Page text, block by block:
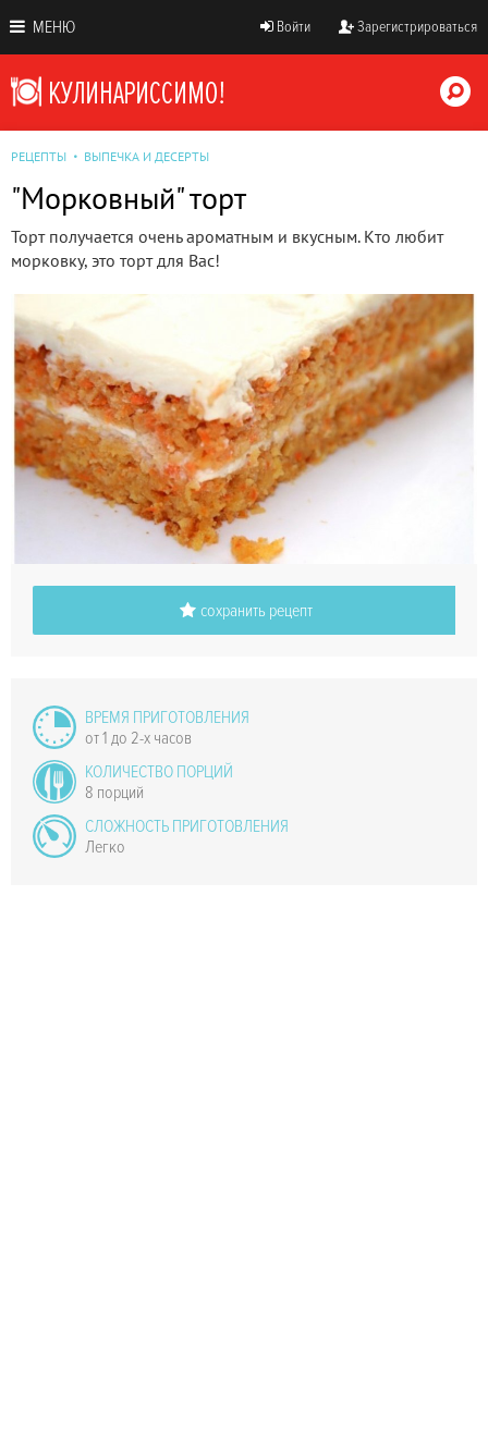
МЕНЮ Войти Зарегистрироваться
РЕЦЕПТЫ ВЫПЕЧКА И ДЕСЕРТЫ
"Морковный" торт
Торт получается очень ароматным и вкусным. Кто любит
морковку, это торт для Вас!
сохранить рецепт
ВРЕМЯ ПРИГОТОВЛЕНИЯ
от 1 до 2-х часов
КОЛИЧЕСТВО ПОРЦИЙ
8 порций
СЛОЖНОСТЬ ПРИГОТОВЛЕНИЯ
Легко